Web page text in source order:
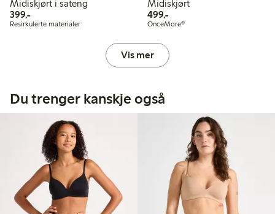
Midiskjørt i sateng
399,-399,00 kr
Resirkulerte materialer
Midiskjørt
499,-499,00 kr
OnceMore®
Vis mer
Du trenger kanskje også